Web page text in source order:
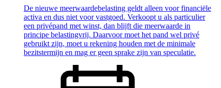
De nieuwe meerwaardebelasting geldt alleen voor financiële
activa en dus niet voor vastgoed. Verkoopt u als particulier
een privépand met winst, dan blijft die meerwaarde in
principe belastingvrij. Daarvoor moet het pand wel privé
gebruikt zijn, moet u rekening houden met de minimale
bezitstermijn en mag er geen sprake zijn van speculatie.